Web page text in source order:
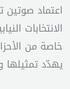
اعتماد
الانتخابات
خاصة من
يهدّد تمثيلها